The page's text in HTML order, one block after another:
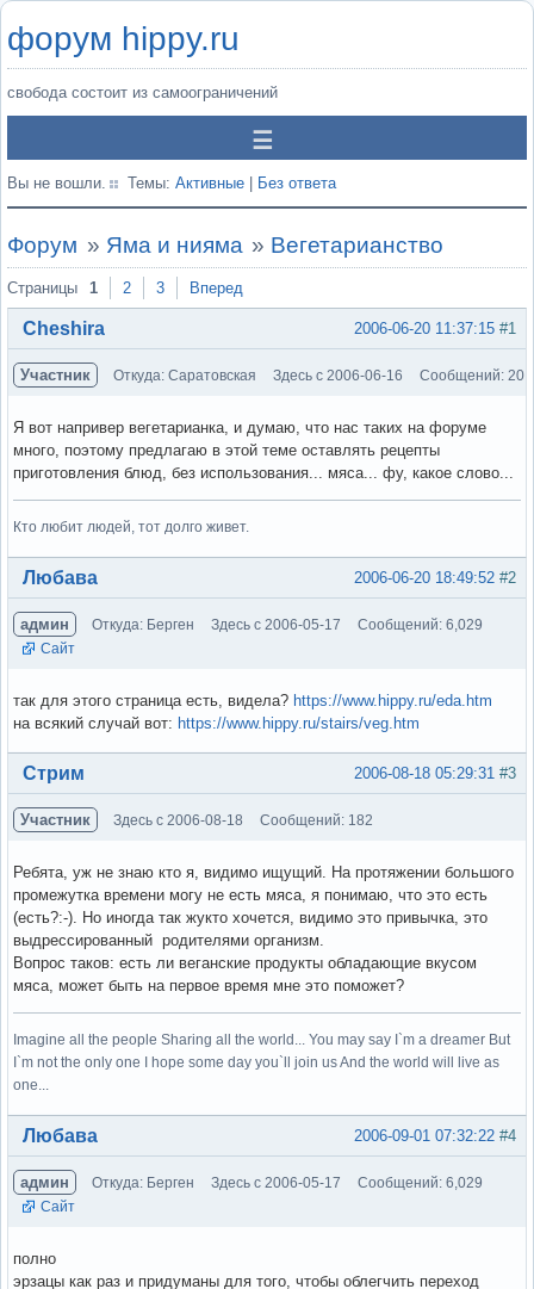
форум hippy.ru
свобода состоит из самоограничений
Вы не вошли. Темы: Активные Без ответа
Форум » Яма и нияма » Вегетарианство
Страницы 1 2 3 Вперед
#1
2006-06-20 11:37:15
Cheshira
Участник Откуда: Саратовская Здесь с 2006-06-16 Сообщений: 20
Я вот напривер вегетарианка, и думаю, что нас таких на форуме
много, поэтому предлагаю в этой теме оставлять рецепты
приготовления блюд, без использования... мяса... фу, какое слово...
Кто любит людей, тот долго живет.
Вне форума #2
2006-06-20 18:49:52
Любава
админ Откуда: Берген Здесь с 2006-05-17
Сообщений: 6,029
Сайт
так для этого страница есть, видела? https://www.hippy.ru/eda.htm
на всякий случай вот: https://www.hippy.ru/stairs/veg.htm
Вне форума #3
2006-08-18 05:29:31
Стрим
Участник Здесь с 2006-08-18 Сообщений: 182
Ребята, уж не знаю кто я, видимо ищущий. На протяжении большого
промежутка времени могу не есть мяса, я понимаю, что это есть
(есть?:-). Но иногда так жукто хочется, видимо это привычка, это
выдрессированный родителями организм.
Вопрос таков: есть ли веганские продукты обладающие вкусом
мяса, может быть на первое время мне это поможет?
Imagine all the people Sharing all the world... You may say I`m a dreamer But
I`m not the only one I hope some day you`ll join us And the world will live as
one...
Вне форума #4
2006-09-01 07:32:22
Любава
админ Откуда: Берген Здесь с 2006-05-17
Сообщений: 6,029
Сайт
полно
эрзацы как раз и придуманы для того, чтобы облегчить переход